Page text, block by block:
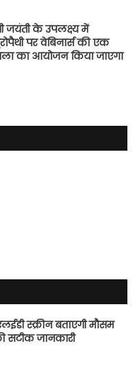
जयंती के उपलक्ष्य में
पर वेबिनार्स की एक
का आयोजन किया जाएगा
स्क्रीन बताएगी मौसम
सटीक जानकारी